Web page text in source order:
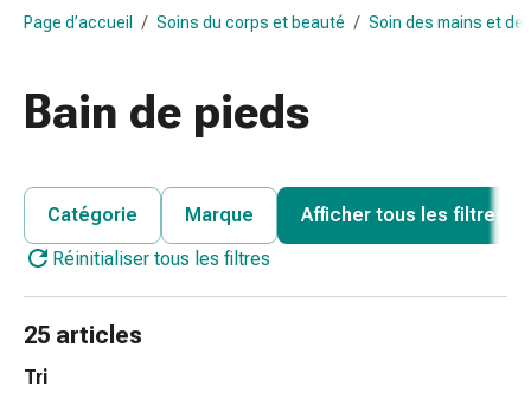
pour
gorge
Médicaments
grippe
le
Page d’accueil / Soins du corps et beauté / Soin des mains et
Bain de pieds
Catégorie Marque
Afficher tous les filtres
Réinitialiser tous les filtres
25 articles
Tri